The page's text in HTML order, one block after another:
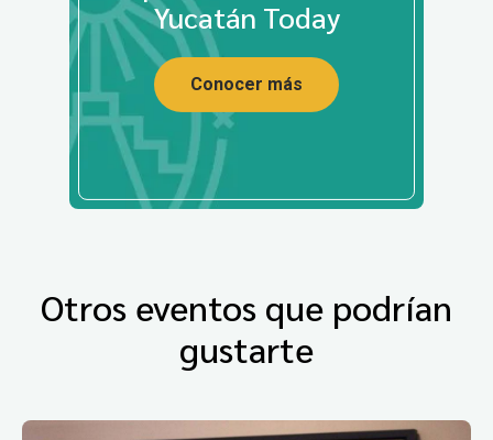
Yucatán Today
Conocer más
Otros eventos que podrían
gustarte